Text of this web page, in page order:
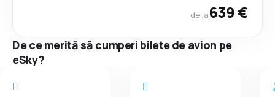
de la639 €
De ce merită să cumperi bilete de avion pe
eSky?